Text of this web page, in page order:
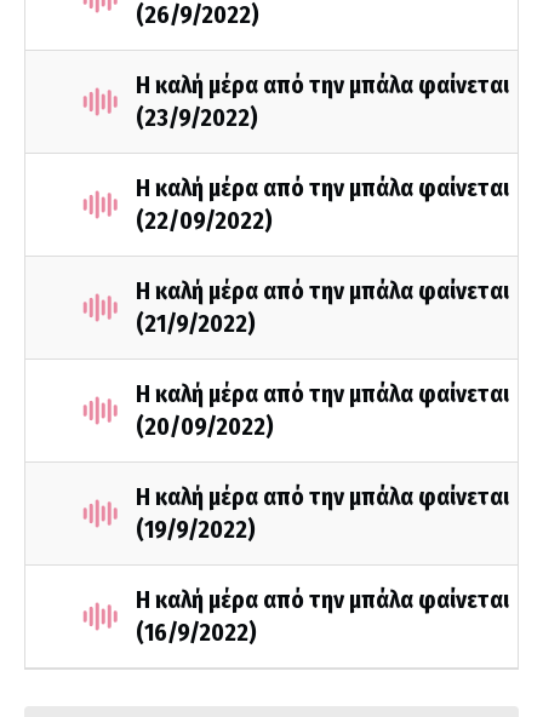
(26/9/2022)
Η καλή μέρα από την μπάλα φαίνεται
(23/9/2022)
Η καλή μέρα από την μπάλα φαίνεται
(22/09/2022)
Η καλή μέρα από την μπάλα φαίνεται
(21/9/2022)
Η καλή μέρα από την μπάλα φαίνεται
(20/09/2022)
Η καλή μέρα από την μπάλα φαίνεται
(19/9/2022)
Η καλή μέρα από την μπάλα φαίνεται
(16/9/2022)